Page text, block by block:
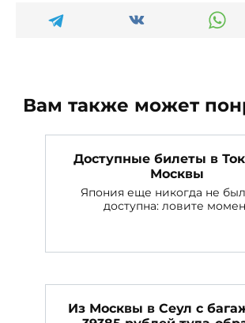
Вам также может
Доступные билеты в
Москвы
Япония еще никогда не
доступна: ловите
Из Москвы в Сеул с